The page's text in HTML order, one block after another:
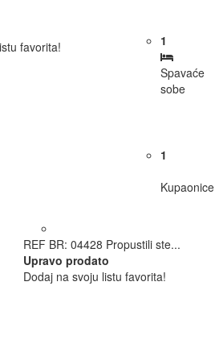
favorita!
1
Spavaće
sobe
1
Kupaonice
REF BR: 04428 Propustili ste...
Upravo prodato
Dodaj na svoju listu favorita!